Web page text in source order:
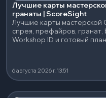
Лучшие карты
гранаты | ScoreSight
Лучшие карты мастерской
спрея, префайров, гранат,
Workshop ID и готовый
6 августа 2026 г.13:51